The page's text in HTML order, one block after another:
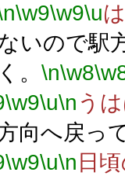
\w9\w9\u
いので駅
。 \n\w8
\w9\u\n う
向へ戻っ
\w9\u\n 日